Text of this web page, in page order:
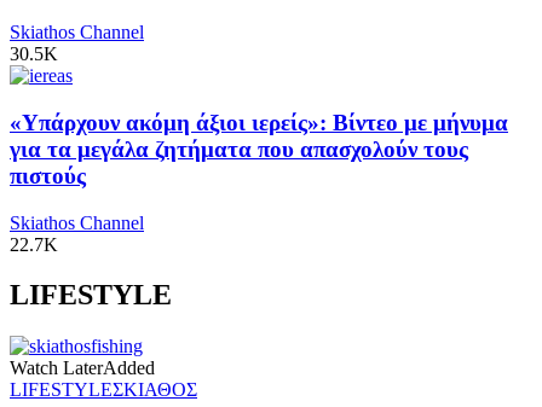
Skiathos Channel
30.5K
«Υπάρχουν ακόμη άξιοι ιερείς»: Βίντεο με μήνυμα
για τα μεγάλα ζητήματα που απασχολούν τους
πιστούς
Skiathos Channel
22.7K
LIFESTYLE
Watch LaterAdded
LIFESTYLEΣΚΙΑΘΟΣ